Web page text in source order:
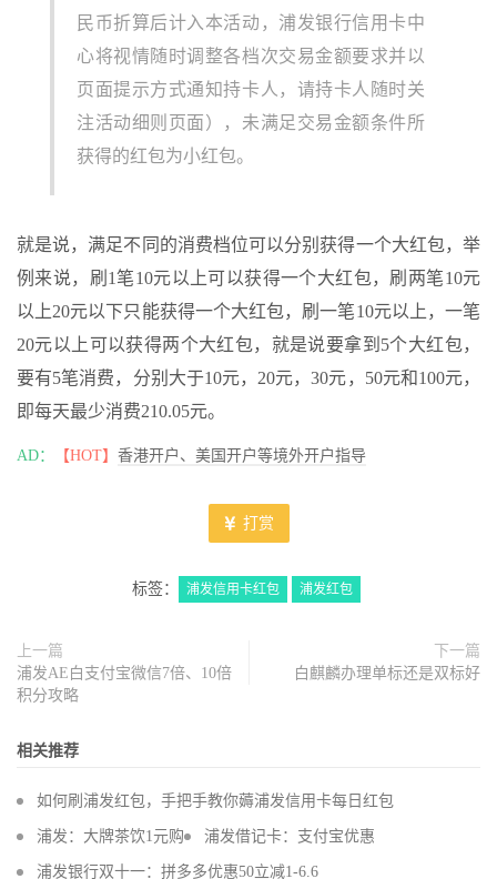
民币折算后计入本活动，浦发银行信用卡中
心将视情随时调整各档次交易金额要求并以
页面提示方式通知持卡人，请持卡人随时关
注活动细则页面），未满足交易金额条件所
获得的红包为小红包。
就是说，满足不同的消费档位可以分别获得一个大红包，举
例来说，刷1笔10元以上可以获得一个大红包，刷两笔10元
以上20元以下只能获得一个大红包，刷一笔10元以上，一笔
20元以上可以获得两个大红包，就是说要拿到5个大红包，
要有5笔消费，分别大于10元，20元，30元，50元和100元，
即每天最少消费210.05元。
AD： 【HOT】 香港开户、美国开户等境外开户指导
打赏
标签： 浦发信用卡红包 浦发红包
上一篇
浦发AE白支付宝微信7倍、10倍
积分攻略
下一篇
白麒麟办理单标还是双标好
相关推荐
如何刷浦发红包，手把手教你薅浦发信用卡每日红包
浦发：大牌茶饮1元购 浦发借记卡：支付宝优惠
浦发银行双十一：拼多多优惠50立减1-6.6